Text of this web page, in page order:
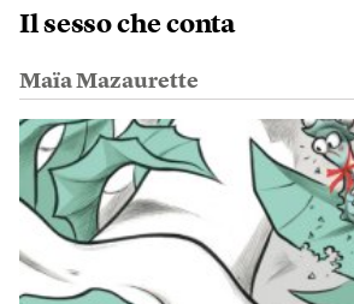
Il sesso che conta
Maïa Mazaurette